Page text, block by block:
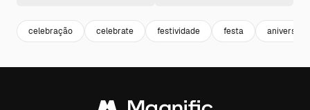
celebração celebrate festividade festa aniversario